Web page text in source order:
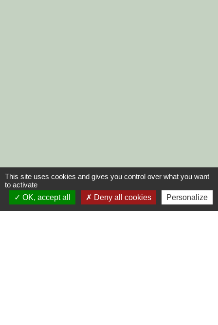
This site uses cookies and gives you control over what you want
to activate
OK, accept all
Deny all cookies Personalize